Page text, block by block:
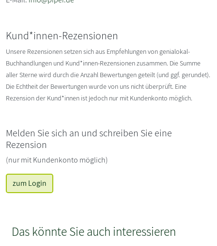
Kund*innen-Rezensionen
Unsere Rezensionen setzen sich aus Empfehlungen von genialokal-
Buchhandlungen und Kund*innen-Rezensionen zusammen. Die Summe
aller Sterne wird durch die Anzahl Bewertungen geteilt (und ggf. gerundet).
Die Echtheit der Bewertungen wurde von uns nicht überprüft. Eine
Rezension der Kund*innen ist jedoch nur mit Kundenkonto möglich.
Melden Sie sich an und schreiben Sie eine
Rezension
(nur mit Kundenkonto möglich)
zum Login
Das könnte Sie auch interessieren